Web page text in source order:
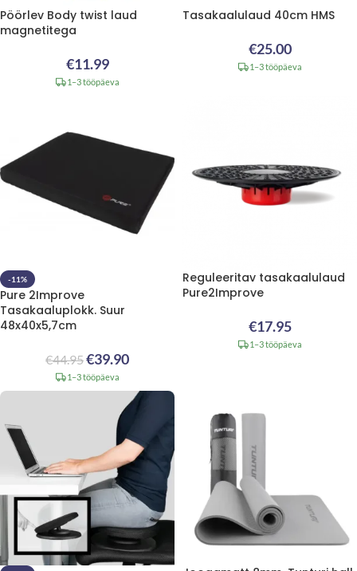
Pöörlev Body twist laud
magnetitega
€11.99
1–3 tööpäeva
Tasakaalulaud 40cm HMS
€25.00
1–3 tööpäeva
-11%
Pure 2Improve
Tasakaaluplokk. Suur
48x40x5,7cm
€44.95€39.90
1–3 tööpäeva
Reguleeritav tasakaalulaud
Pure2Improve
€17.95
1–3 tööpäeva